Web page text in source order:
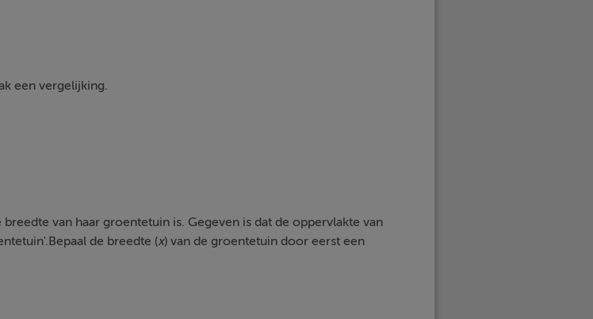
een vergelijking.
van haar groentetuin is. Gegeven is dat de oppervlakte van
de breedte (x) van de groentetuin door eerst een